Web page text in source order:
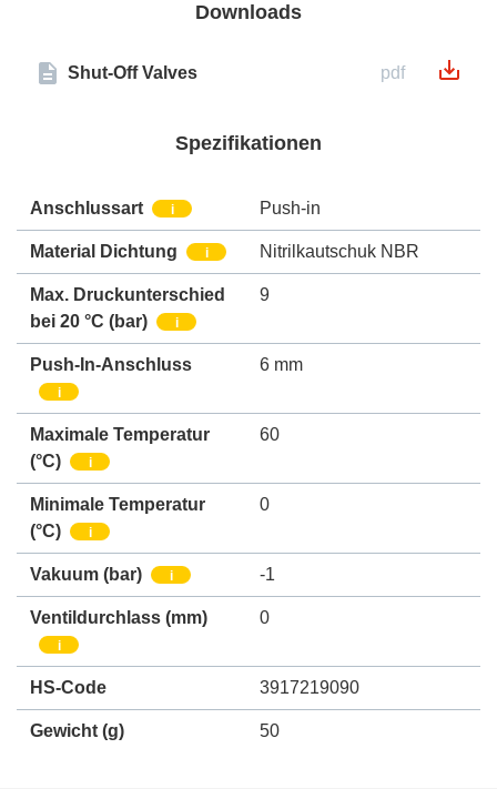
Downloads
Shut-Off Valves pdf
Spezifikationen
Anschlussart i Push-in
Material Dichtung i Nitrilkautschuk NBR
Max. Druckunterschied
bei 20 °C (bar)
i
9
Push-In-Anschluss
i
6 mm
Maximale Temperatur
(°C)
i
60
Minimale Temperatur
(°C)
i
0
Vakuum (bar) i -1
Ventildurchlass (mm)
i
0
HS-Code 3917219090
Gewicht (g) 50